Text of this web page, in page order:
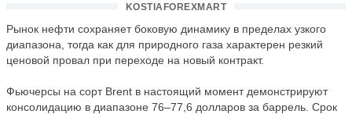
KOSTIAFOREXMART
Рынок нефти сохраняет боковую динамику в пределах узкого
диапазона, тогда как для природного газа характерен резкий
ценовой провал при переходе на новый контракт.
Фьючерсы на сорт Brent в настоящий момент демонстрируют
консолидацию в диапазоне 76–77,6 долларов за баррель. Срок